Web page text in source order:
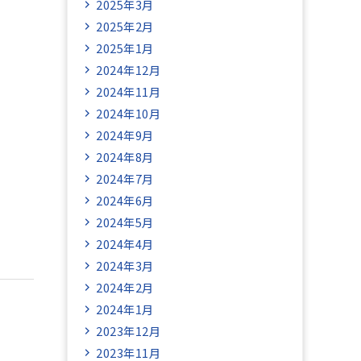
2025年3月
2025年2月
2025年1月
2024年12月
2024年11月
2024年10月
2024年9月
2024年8月
2024年7月
2024年6月
2024年5月
2024年4月
2024年3月
2024年2月
2024年1月
2023年12月
2023年11月